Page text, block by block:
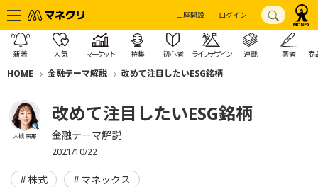
口座開設 ログイン
新着 人気 マーケット 特集 初心者 ライフデザイン 連載 著者 商
HOME 金融テーマ解説 改めて注目したいESG銘柄
大槻 奈那
改めて注目したいESG銘柄
金融テーマ解説
2021/10/22
株式 マネックス